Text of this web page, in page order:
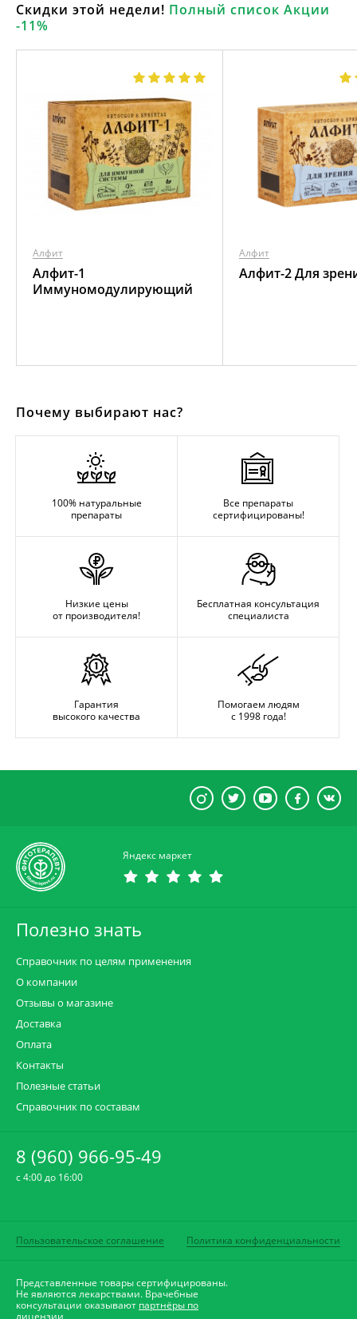
Скидки этой недели! Полный список Акции
-11%
Алфит
Алфит-1
Иммуномодулирующий
Алфит
Алфит-2 Для
Почему выбирают нас?
100% натуральные
препараты
Все препараты
сертифицированы!
Низкие цены
от производителя!
Бесплатная консультация
специалиста
Гарантия
высокого качества
Помогаем людям
с 1998 года!
Яндекс маркет
Полезно знать
Справочник по целям применения
О компании
Отзывы о магазине
Доставка
Оплата
Контакты
Полезные статьи
Справочник по составам
8 (960) 966-95-49
c 4:00 до 16:00
Пользовательское соглашение Политика конфиденциальности
Представленные товары сертифицированы.
Не являются лекарствами. Врачебные
консультации оказывают партнёры по
лицензии